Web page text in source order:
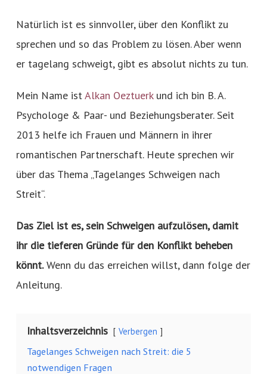
Natürlich ist es sinnvoller, über den Konflikt zu
sprechen und so das Problem zu lösen. Aber wenn
er tagelang schweigt, gibt es absolut nichts zu tun.
Mein Name istAlkan Oeztuerkund ich bin B. A.
Psychologe & Paar- und Beziehungsberater. Seit
2013 helfe ich Frauen und Männern in ihrer
romantischen Partnerschaft. Heute sprechen wir
über das Thema „Tagelanges Schweigen nach
Streit“.
Das Ziel ist es, sein Schweigen aufzulösen, damit
ihr die tieferen Gründe für den Konflikt beheben
könnt.Wenn du das erreichen willst, dann folge der
Anleitung.
Inhaltsverzeichnis Verbergen
Tagelanges Schweigen nach Streit: die 5
notwendigen Fragen